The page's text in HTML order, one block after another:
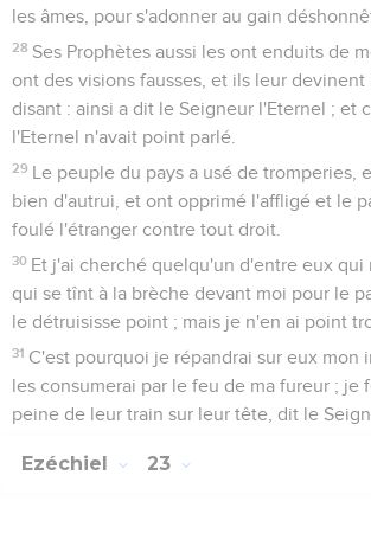
les âmes, pour s'adonner au gain
28 Ses Prophètes aussi les ont enduits de
ont des visions fausses, et ils leur
disant : ainsi a dit le Seigneur l'Eternel ; et
l'Eternel n'avait point parlé.
29 Le peuple du pays a usé de tromperies,
bien d'autrui, et ont opprimé l'affligé et le
foulé l'étranger contre tout droit.
30 Et j'ai cherché quelqu'un d'entre eux qui
qui se tînt à la brèche devant moi pour le
le détruisisse point ; mais je n'en ai point
31 C'est pourquoi je répandrai sur eux mon
les consumerai par le feu de ma fureur ; je
peine de leur train sur leur tête, dit le
Ezéchiel 23